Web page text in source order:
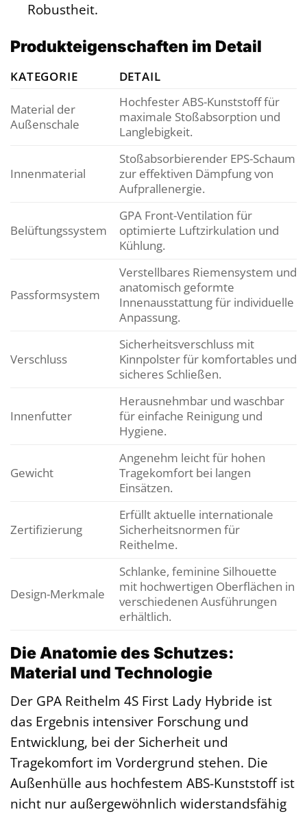
Robustheit.
Produkteigenschaften im Detail
KATEGORIE DETAIL
Material der
Außenschale
Hochfester ABS-Kunststoff für
maximale Stoßabsorption und
Langlebigkeit.
Innenmaterial
Stoßabsorbierender EPS-Schaum
zur effektiven Dämpfung von
Aufprallenergie.
Belüftungssystem
GPA Front-Ventilation für
optimierte Luftzirkulation und
Kühlung.
Passformsystem
Verstellbares Riemensystem und
anatomisch geformte
Innenausstattung für individuelle
Anpassung.
Verschluss
Sicherheitsverschluss mit
Kinnpolster für komfortables und
sicheres Schließen.
Innenfutter
Herausnehmbar und waschbar
für einfache Reinigung und
Hygiene.
Gewicht
Angenehm leicht für hohen
Tragekomfort bei langen
Einsätzen.
Zertifizierung
Erfüllt aktuelle internationale
Sicherheitsnormen für
Reithelme.
Design-Merkmale
Schlanke, feminine Silhouette
mit hochwertigen Oberflächen in
verschiedenen Ausführungen
erhältlich.
Die Anatomie des Schutzes:
Material und Technologie
Der GPA Reithelm 4S First Lady Hybride ist
das Ergebnis intensiver Forschung und
Entwicklung, bei der Sicherheit und
Tragekomfort im Vordergrund stehen. Die
Außenhülle aus hochfestem ABS-Kunststoff ist
nicht nur außergewöhnlich widerstandsfähig